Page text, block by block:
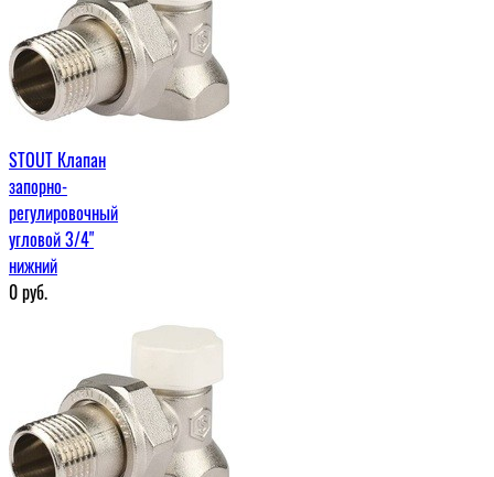
STOUT Клапан
запорно-
регулировочный
угловой 3/4"
нижний
0руб.